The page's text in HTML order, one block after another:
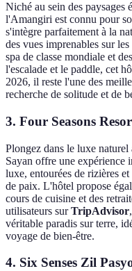
Niché au sein des paysages
l'Amangiri est connu pour
s'intègre parfaitement à la
des vues imprenables sur
spa de classe mondiale et
l'escalade et le paddle, cet
2026, il reste l'une des
recherche de solitude et de
3. Four Seasons
Plongez dans le luxe
Sayan offre une expérience
luxe, entourées de rizières
de paix. L'hôtel propose
cours de cuisine et des
utilisateurs surTripAdvisor
véritable paradis sur terre,
voyage de bien-être.
4. Six Senses Zil